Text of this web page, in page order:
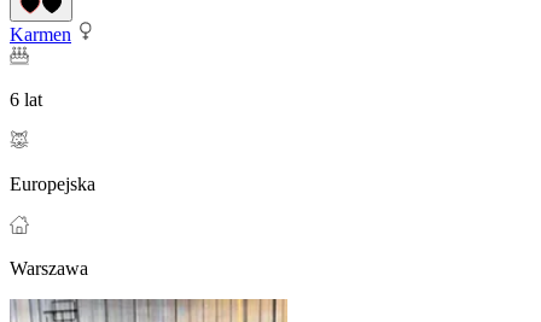
Karmen
6 lat
Europejska
Warszawa